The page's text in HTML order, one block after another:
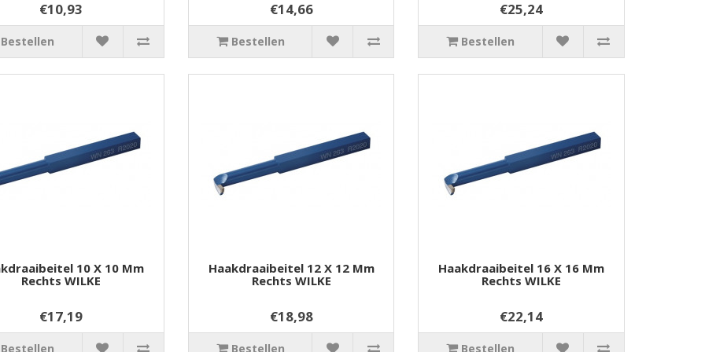
€10,93
Bestellen
€14,66
Bestellen
€25,24
Bestellen
10 X 10 Mm
Rechts WILKE
€17,19
Bestellen
Haakdraaibeitel 12 X 12 Mm
Rechts WILKE
€18,98
Bestellen
Haakdraaibeitel 16 X 16 Mm
Rechts WILKE
€22,14
Bestellen